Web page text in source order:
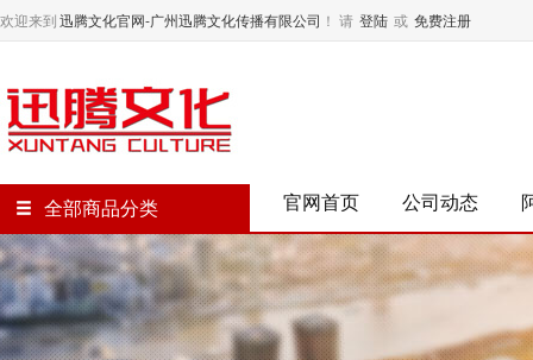
欢迎来到迅腾文化官网-广州迅腾文化传播有限公司 ！ 请 登陆 或 免费注册
全部商品分类 官网首页 公司动态